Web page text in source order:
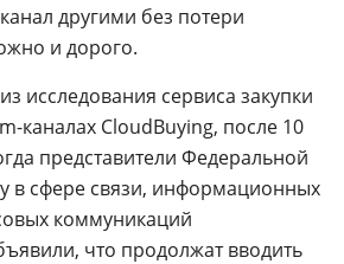
другими без потери
и дорого.
исследования сервиса закупки
каналах CloudBuying, после 10
представители Федеральной
в сфере связи, информационных
коммуникаций
что продолжат вводить